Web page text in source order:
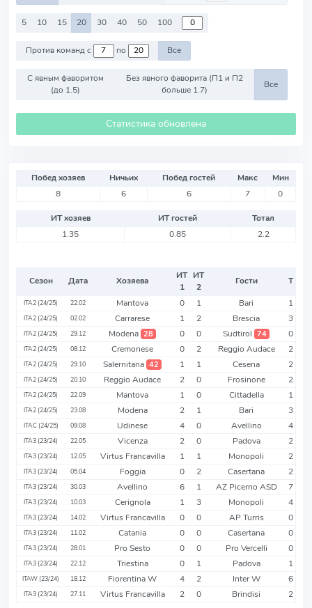
5 10 15 20 30 40 50 100
Против команд с по Все
С явным фаворитом
(до 1.5)
Без явного фаворита (П1 и П2
больше 1.7)
Все
Статистика обновлена
Побед хозяев Ничьих Побед гостей Макс
Мин
8
6 6 7 0
ИТ хозяев ИТ гостей
Тотал
1.35
0.85 2.2
Сезон Дата Хозяева
ИТ
1
ИТ
2
Гости Т
ITA2 (24/25) 22.02 Mantova 0 1 Bari 1
ITA2 (24/25) 02.02 Carrarese 1 2 Brescia 3
ITA2 (24/25) 29.12 Modena 28 0 0 Sudtirol 74 0
ITA2 (24/25) 08.12 Cremonese 0 2 Reggio Audace 2
ITA2 (24/25) 29.10 Salernitana 42 1 1 Cesena 2
ITA2 (24/25) 20.10 Reggio Audace 2 0 Frosinone 2
ITA2 (24/25) 22.09 Mantova 1 0 Cittadella 1
ITA2 (24/25) 23.08 Modena 2 1 Bari 3
ITAC (24/25) 09.08 Udinese 4 0 Avellino 4
ITA3 (23/24) 22.05 Vicenza 2 0 Padova 2
ITA3 (23/24) 12.05 Virtus Francavilla 1 1 Monopoli 2
ITA3 (23/24) 05.04 Foggia 0 2 Casertana 2
ITA3 (23/24) 30.03 Avellino 6 1 AZ Picerno ASD 7
ITA3 (23/24) 10.03 Cerignola 1 3 Monopoli 4
ITA3 (23/24) 14.02 Virtus Francavilla 0 0 AP Turris 0
ITA3 (23/24) 11.02 Catania 0 0 Casertana 0
ITA3 (23/24) 28.01 Pro Sesto 0 0 Pro Vercelli 0
ITA3 (23/24) 22.12 Triestina 0 1 Padova 1
ITAW (23/24) 18.12 Fiorentina W 4 2 Inter W 6
ITA3 (23/24) 27.11 Virtus Francavilla 2 0 Brindisi 2